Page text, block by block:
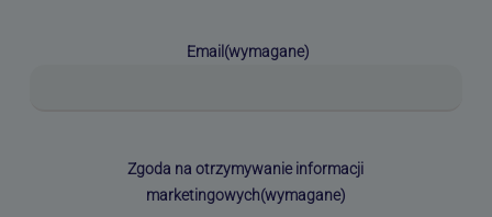
Email (wymagane)
Zgoda na otrzymywanie informacji
marketingowych(wymagane)